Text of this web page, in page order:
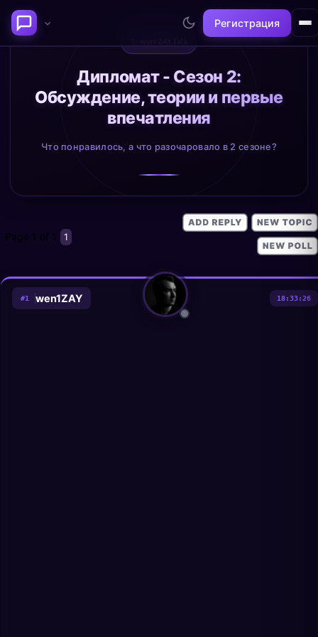
Регистрация
Последние темы
Философия сознания:
где граница между "я" и
@alex
Нейронаука и
реальность
@neuro
Дипломат - Сезон 2:
Обсуждение, теории и первые
впечатления
Что понравилось, а что разочаровало в 2 сезоне?
Page 1 of 1 1
#1 wen1ZAY 18:33:26